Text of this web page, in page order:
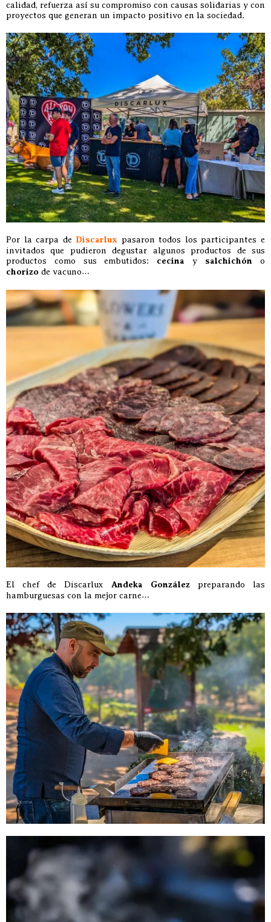
calidad, refuerza así su compromiso con causas solidarias y con
proyectos que generan un impacto positivo en la sociedad.
Por la carpa de Discarlux pasaron todos los participantes e
invitados que pudieron degustar algunos productos de sus
productos como sus embutidos: cecina y salchichón o
chorizo de vacuno…
El chef de Discarlux Andeka González preparando las
hamburguesas con la mejor carne…